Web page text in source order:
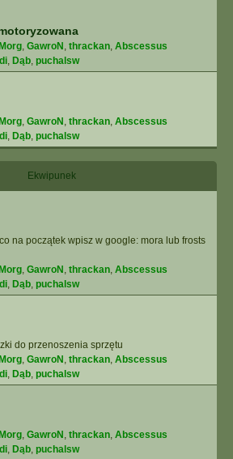
Morg, GawroN , thrackan, Abscessus
, Dąb, puchalsw
Morg, GawroN , thrackan, Abscessus
, Dąb, puchalsw
Ekwipunek
na początek wpisz w google: mora lub frosts
Morg, GawroN , thrackan, Abscessus
, Dąb, puchalsw
do przenoszenia sprzętu
Morg, GawroN , thrackan, Abscessus
, Dąb, puchalsw
Morg, GawroN , thrackan, Abscessus
, Dąb, puchalsw